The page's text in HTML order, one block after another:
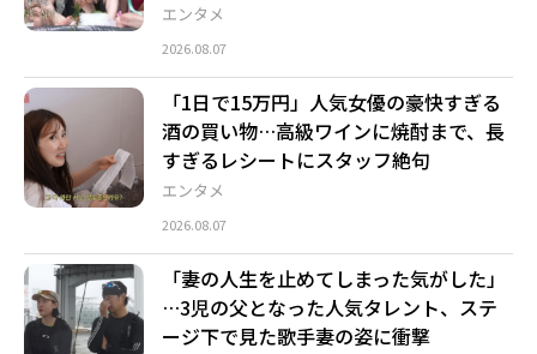
エンタメ
2026.08.07
エンタメ
「1日で15万円」人気女優の豪快すぎる
酒の買い物…高級ワインに焼酎まで、長
すぎるレシートにスタッフ絶句
2026.08.07
「妻の人生を止めてしまった気がした」
…3児の父となった人気タレント、ステ
ージ下で見た歌手妻の姿に衝撃